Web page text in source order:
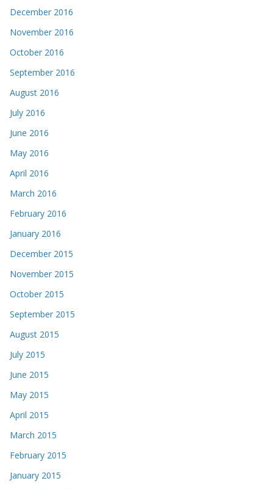
December 2016
November 2016
October 2016
September 2016
August 2016
July 2016
June 2016
May 2016
April 2016
March 2016
February 2016
January 2016
December 2015
November 2015
October 2015
September 2015
August 2015
July 2015
June 2015
May 2015
April 2015
March 2015
February 2015
January 2015